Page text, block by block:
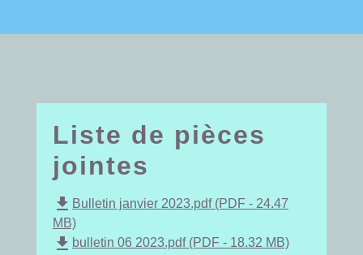
Liste de pièces
jointes
file_download Bulletin janvier 2023.pdf (PDF - 24.47
MB)
file_download bulletin 06 2023.pdf (PDF - 18.32 MB)